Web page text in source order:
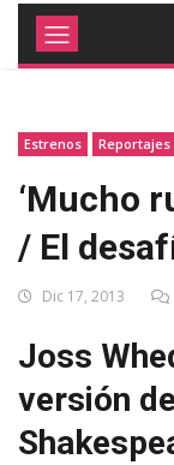
Estrenos Reportajes
‘Mucho
/ El
Dic 17, 2013
Joss
versión